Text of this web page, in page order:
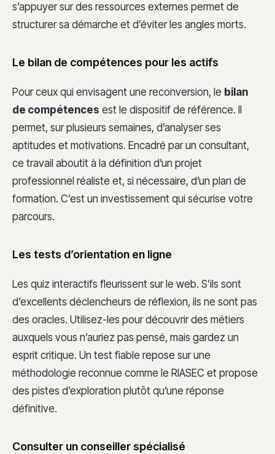
s’appuyer sur des ressources externes permet de
structurer sa démarche et d’éviter les angles morts.
Le bilan de compétences pour les actifs
Pour ceux qui envisagent une reconversion, le bilan
de compétences est le dispositif de référence. Il
permet, sur plusieurs semaines, d’analyser ses
aptitudes et motivations. Encadré par un consultant,
ce travail aboutit à la définition d’un projet
professionnel réaliste et, si nécessaire, d’un plan de
formation. C’est un investissement qui sécurise votre
parcours.
Les tests d’orientation en ligne
Les quiz interactifs fleurissent sur le web. S’ils sont
d’excellents déclencheurs de réflexion, ils ne sont pas
des oracles. Utilisez-les pour découvrir des métiers
auxquels vous n’auriez pas pensé, mais gardez un
esprit critique. Un test fiable repose sur une
méthodologie reconnue comme le RIASEC et propose
des pistes d’exploration plutôt qu’une réponse
définitive.
Consulter un conseiller spécialisé